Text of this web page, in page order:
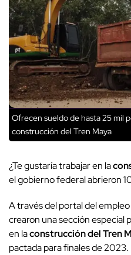
Ofrecen sueldo de hasta 25 mil
construcción del Tren Maya
¿Te gustaría trabajar en la
el gobierno federal abrieron
A través del portal del
crearon una sección especial
en laconstrucción del Tren
pactada para finales de 2023.